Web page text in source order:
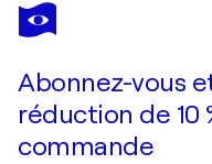
Abonnez-vous
réduction de 10
commande